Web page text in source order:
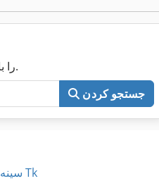
اکنون کل Machineseeker را با بیش از ۲۰۰٬۰۰۰ ماشین مستعمل جستجو کنید.
جستجو کردن
سینه Tk